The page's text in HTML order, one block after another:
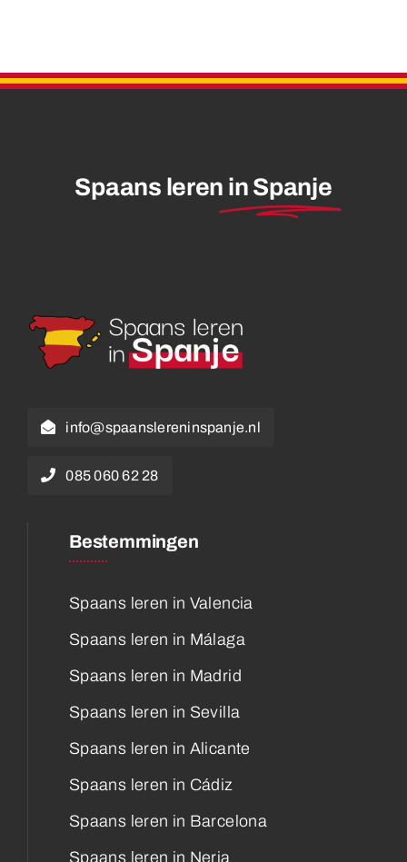
Spaans leren in Spanje
info@spaanslereninspanje.nl
085 060 62 28
Bestemmingen
Spaans leren in Valencia
Spaans leren in Málaga
Spaans leren in Madrid
Spaans leren in Sevilla
Spaans leren in Alicante
Spaans leren in Cádiz
Spaans leren in Barcelona
Spaans leren in Nerja